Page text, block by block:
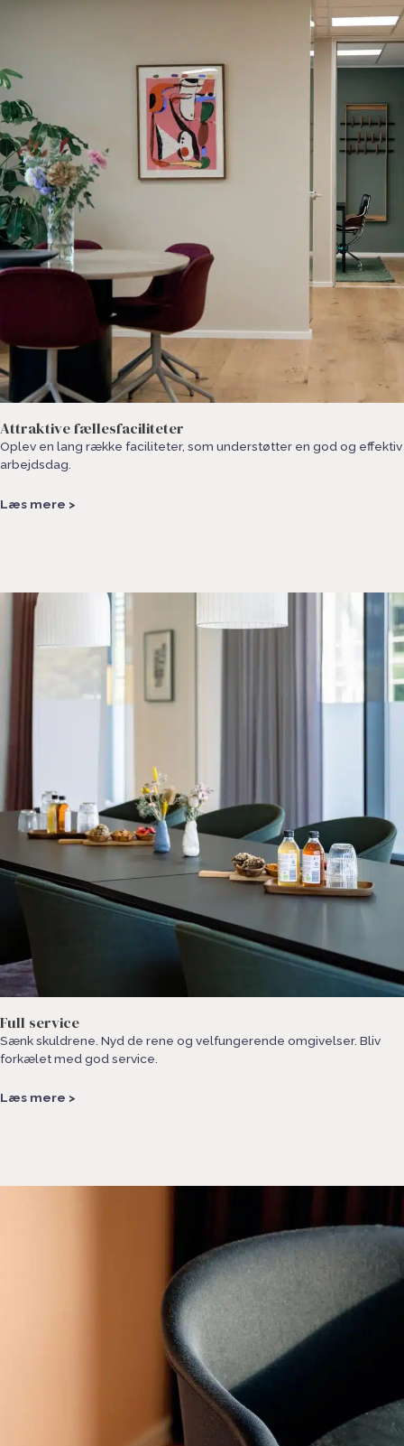
Attraktive fællesfaciliteter
Oplev en lang række faciliteter, som understøtter en god og effektiv
arbejdsdag.
Læs mere >
Full service
Sænk skuldrene. Nyd de rene og velfungerende omgivelser. Bliv
forkælet med god service.​
Læs mere >